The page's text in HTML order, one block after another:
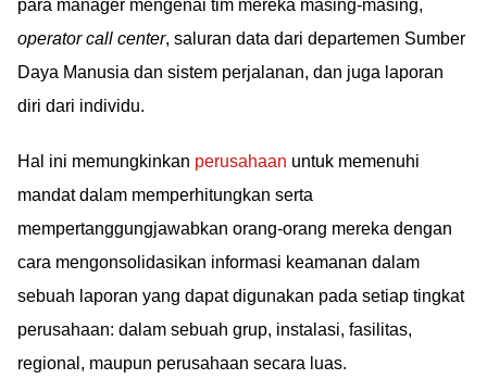
para manager mengenai tim mereka masing-masing,
operator call center, saluran data dari departemen Sumber
Daya Manusia dan sistem perjalanan, dan juga laporan
diri dari individu.
Hal ini memungkinkan perusahaan untuk memenuhi
mandat dalam memperhitungkan serta
mempertanggungjawabkan orang-orang mereka dengan
cara mengonsolidasikan informasi keamanan dalam
sebuah laporan yang dapat digunakan pada setiap tingkat
perusahaan: dalam sebuah grup, instalasi, fasilitas,
regional, maupun perusahaan secara luas.